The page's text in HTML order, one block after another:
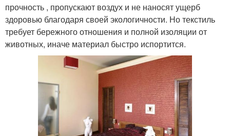
прочность , пропускают воздух и не наносят ущерб
здоровью благодаря своей экологичности. Но текстиль
требует бережного отношения и полной изоляции от
животных, иначе материал быстро испортится.